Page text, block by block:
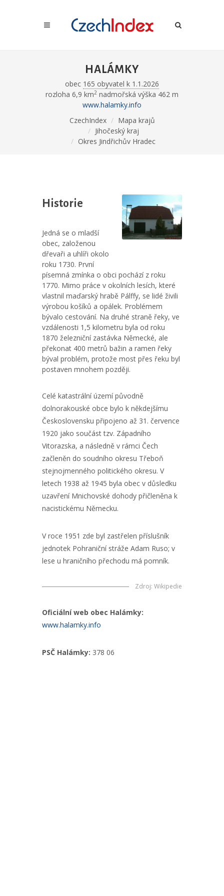
HALÁMKY
obec 165 obyvatel k 1.1.2026
rozloha 6,9 km2 nadmořská výška 462 m
www.halamky.info
CzechIndex
Mapa krajů
Jihočeský kraj
Okres Jindřichův Hradec
Historie
Jedná se o mladší
obec, založenou
dřevaři a uhlíři okolo
roku 1730. První
písemná zmínka o obci pochází z roku
1770. Mimo práce v okolních lesích, které
vlastnil maďarský hrabě Pálffy, se lidé živili
výrobou košíků a opálek. Problémem
bývalo cestování. Na druhé straně řeky, ve
vzdálenosti 1,5 kilometru byla od roku
1870 železniční zastávka Německé, ale
překonat 400 metrů bažin a ramen řeky
býval problém, protože most přes řeku byl
postaven mnohem později.
Celé katastrální území původně
dolnorakouské obce bylo k někdejšímu
Československu připojeno až 31. července
1920 jako součást tzv. Západního
Vitorazska, a následně v rámci Čech
začleněn do soudního okresu Třeboň
stejnojmenného politického okresu. V
letech 1938 až 1945 byla obec v důsledku
uzavření Mnichovské dohody přičleněna k
nacistickému Německu.
V roce 1951 zde byl zastřelen příslušník
jednotek Pohraniční stráže Adam Ruso; v
lese u hraničního přechodu má pomník.
Zdroj: Wikipedie
Oficiální web obec Halámky:
www.halamky.info
PSČ Halámky: 378 06